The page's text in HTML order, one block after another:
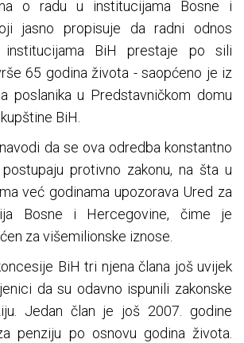
o radu u institucijama Bosne i
jasno propisuje da radni odnos
institucijama BiH prestaje po sili
65 godina života - saopćeno je iz
poslanika u Predstavničkom domu
BiH.
da se ova odredba konstantno
protivno zakonu, na šta u
već godinama upozorava Ured za
Bosne i Hercegovine, čime je
za višemilionske iznose.
BiH tri njena člana još uvijek
da su odavno ispunili zakonske
Jedan član je još 2007. godine
penziju po osnovu godina života.